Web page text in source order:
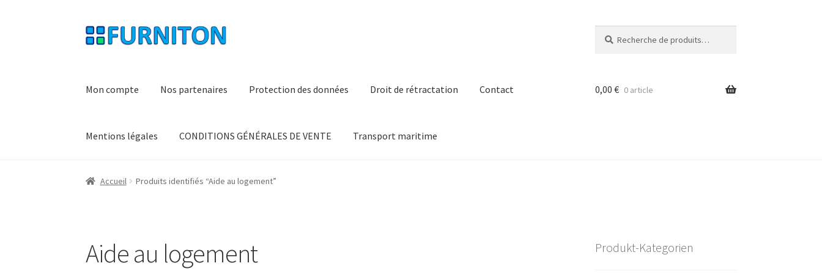
Aller
à
Aller
au
pour :
Mon compte Nos partenaires Protection des données Droit de rétractation Contact
Mentions légales CONDITIONS GÉNÉRALES DE VENTE Transport maritime
0,00 € 0 article
Accueil Produits identifiés “Aide au logement”
Aide au logement Produkt-Kategorien